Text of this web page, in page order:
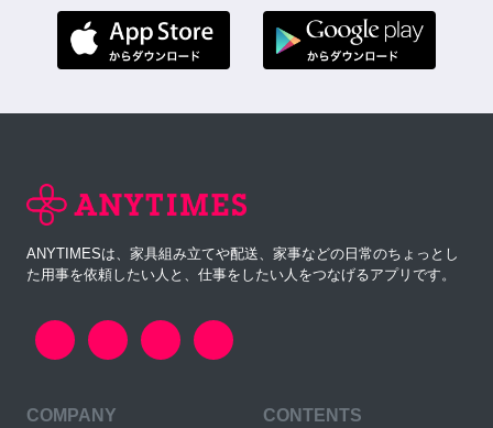
ANYTIMESは、家具組み立てや配送、家事などの日常のちょっとし
た用事を依頼したい人と、仕事をしたい人をつなげるアプリです。
COMPANY CONTENTS